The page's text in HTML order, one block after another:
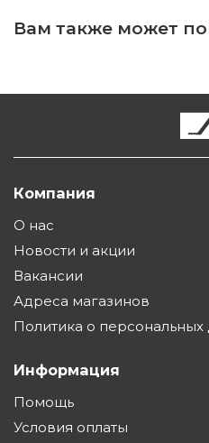
Вам также может
Компания
О нас
Новости и акции
Вакансии
Адреса магазинов
Политика о персональных
Информация
Помощь
Условия оплаты